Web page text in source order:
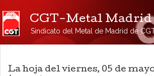
CGT-Metal Madrid
Sindicato del Metal de Madrid de
La hoja del viernes, 05 de mayo